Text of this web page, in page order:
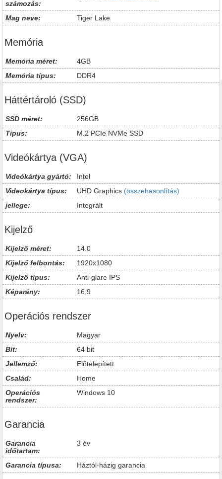
számozás:
Mag neve: Tiger Lake
Memória
Memória méret:
4GB
Memória típus:
DDR4
Háttértároló (SSD)
SSD méret:
256GB
Tipus:
M.2 PCIe NVMe SSD
Videókártya (VGA)
Videókártya gyártó:
Intel
Videokártya típus:
UHD Graphics (összehasonlítás)
jellege:
Integrált
Kijelző
Kijelző méret:
14.0
Kijelző felbontás:
1920x1080
Kijelző típus:
Anti-glare IPS
Képarány:
16:9
Operációs rendszer
Nyelv:
Magyar
Bit:
64 bit
Jellemző:
Előtelepített
Család:
Home
Operációs
rendszer:
Windows 10
Garancia
Garancia
időtartam:
3 év
Garancia típusa: Háztól-házig garancia